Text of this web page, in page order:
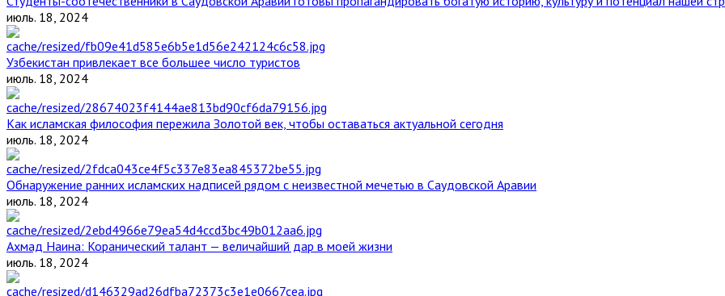
июль. 18, 2024
Узбекистан привлекает все большее число туристов
июль. 18, 2024
Как исламская философия пережила Золотой век, чтобы оставаться актуальной сегодня
июль. 18, 2024
Обнаружение ранних исламских надписей рядом с неизвестной мечетью в Саудовской Аравии
июль. 18, 2024
Ахмад Наина: Коранический талант — величайший дар в моей жизни
июль. 18, 2024